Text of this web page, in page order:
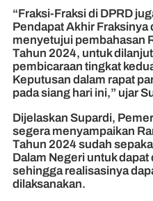
“Fraksi-Fraksi di DPRD
Pendapat Akhir
menyetujui pembahasan
Tahun 2024, untuk
pembicaraan tingkat
Keputusan dalam rapat
pada siang hari ini,” ujar
Dijelaskan Supardi,
segera menyampaikan
Tahun 2024 sudah
Dalam Negeri untuk
sehingga realisasinya
dilaksanakan.